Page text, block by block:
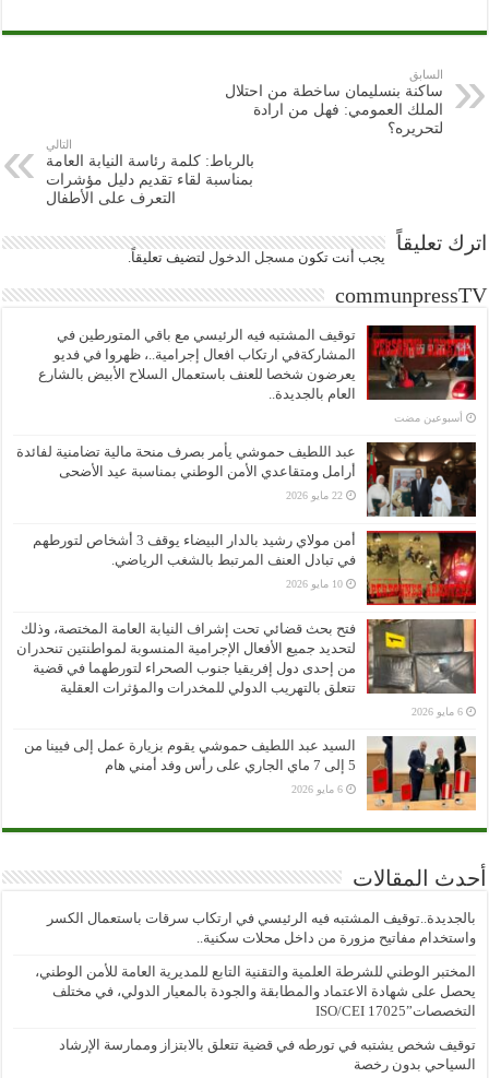
السابق
ساكنة بنسليمان ساخطة من احتلال
الملك العمومي: فهل من ارادة
لتحريره؟
التالي
بالرباط: كلمة رئاسة النيابة العامة
بمناسبة لقاء تقديم دليل مؤشرات
التعرف على الأطفال
اترك تعليقاً
يجب أنت تكون مسجل الدخول لتضيف تعليقاً.
communpressTV
توقيف المشتبه فيه الرئيسي مع باقي المتورطين في
المشاركةفي ارتكاب افعال إجرامية..، ظهروا في فديو
يعرضون شخصا للعنف باستعمال السلاح الأبيض بالشارع
العام بالجديدة..
‏أسبوعين مضت
عبد اللطيف حموشي يأمر بصرف منحة مالية تضامنية لفائدة
أرامل ومتقاعدي الأمن الوطني بمناسبة عيد الأضحى
22 مايو 2026
أمن مولاي رشيد بالدار البيضاء يوقف 3 أشخاص لتورطهم
في تبادل العنف المرتبط بالشغب الرياضي.
10 مايو 2026
فتح بحث قضائي تحت إشراف النيابة العامة المختصة، وذلك
لتحديد جميع الأفعال الإجرامية المنسوبة لمواطنتين تنحدران
من إحدى دول إفريقيا جنوب الصحراء لتورطهما في قضية
تتعلق بالتهريب الدولي للمخدرات والمؤثرات العقلية
6 مايو 2026
السيد عبد اللطيف حموشي يقوم بزيارة عمل إلى فيينا من
5 إلى 7 ماي الجاري على رأس وفد أمني هام
6 مايو 2026
أحدث المقالات
بالجديدة..توقيف المشتبه فيه الرئيسي في ارتكاب سرقات باستعمال الكسر
واستخدام مفاتيح مزورة من داخل محلات سكنية..
المختبر الوطني للشرطة العلمية والتقنية التابع للمديرية العامة للأمن الوطني،
يحصل على شهادة الاعتماد والمطابقة والجودة بالمعيار الدولي، في مختلف
التخصصات”ISO/CEI 17025
توقيف شخص يشتبه في تورطه في قضية تتعلق بالابتزاز وممارسة الإرشاد
السياحي بدون رخصة